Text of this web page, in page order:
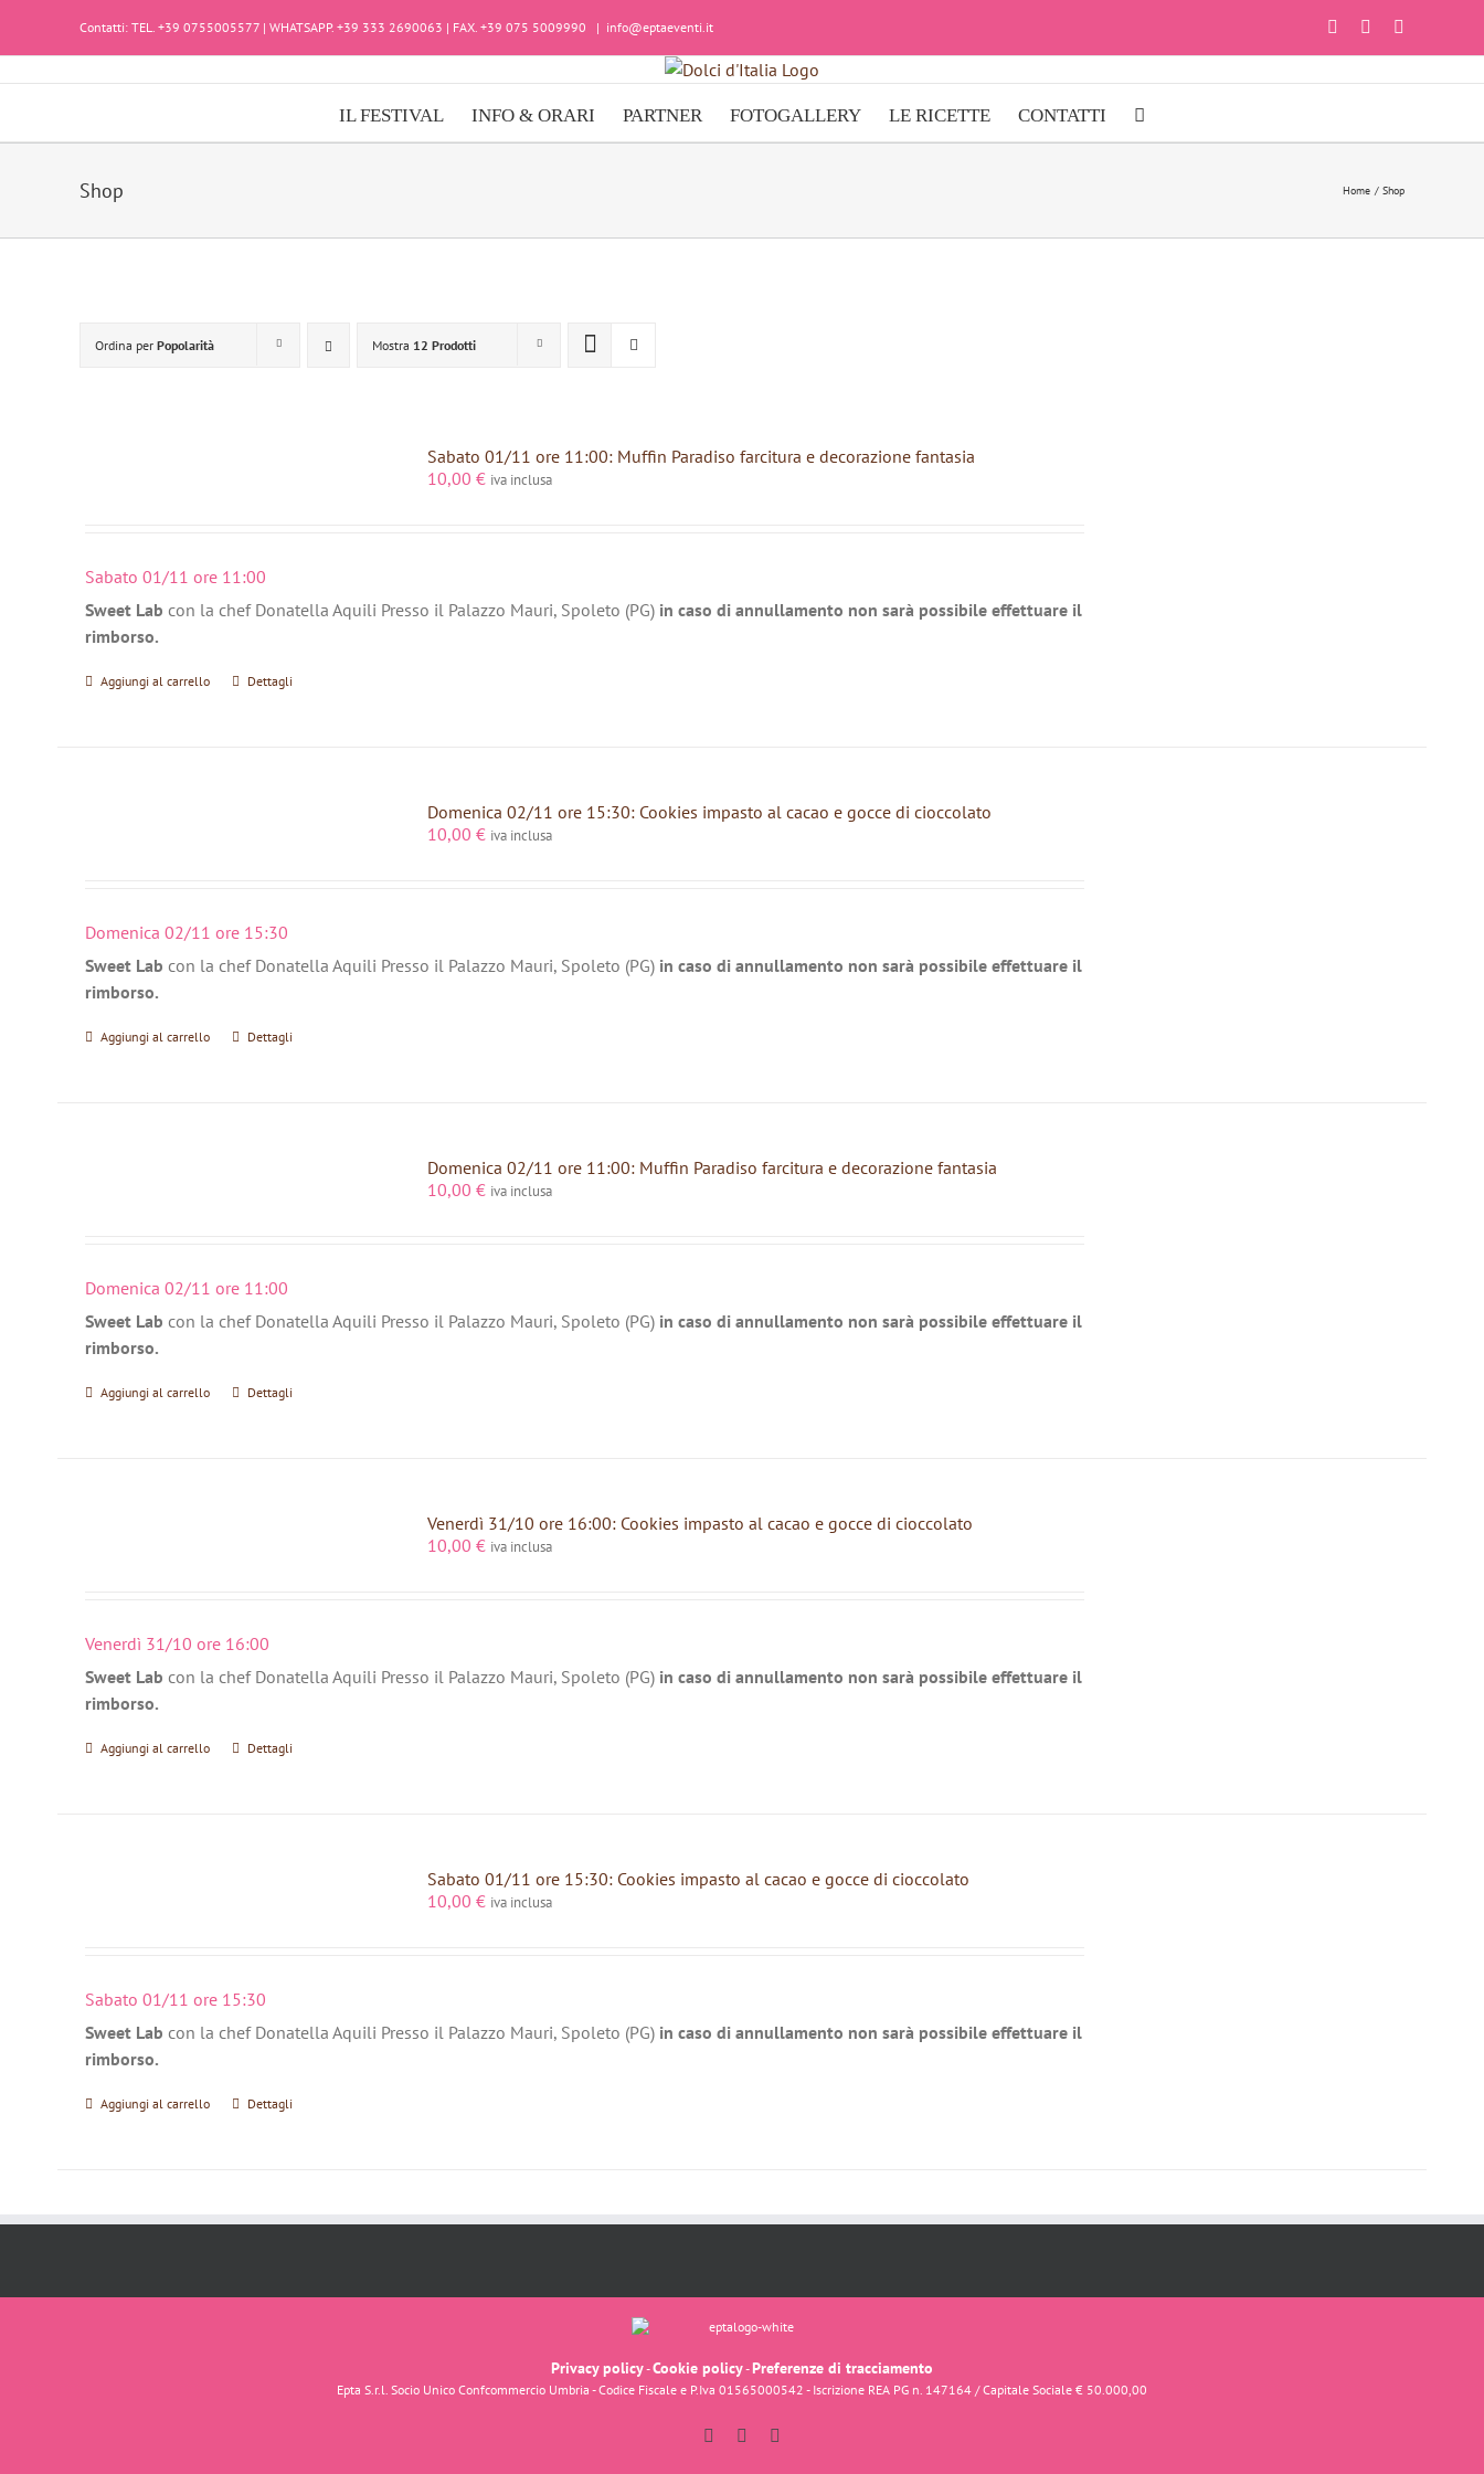
Contatti: TEL. +39 0755005577 | WHATSAPP. +39 333 2690063 | FAX. +39 075 5009990 | info@eptaeventi.it FacebookInstagram
IL FESTIVAL INFO & ORARI PARTNER FOTOGALLERY LE RICETTE CONTATTI
Shop Home Shop
Ordina per Popolarità Mostra 12 Prodotti
Sabato 01/11 ore 11:00: Muffin Paradiso farcitura e decorazione fantasia
10,00 € iva inclusa
Sabato 01/11 ore 11:00
Sweet Lab con la chef Donatella Aquili Presso il Palazzo Mauri, Spoleto (PG) in caso di annullamento non sarà possibile effettuare il
rimborso.
Aggiungi al carrello Dettagli
Domenica 02/11 ore 15:30: Cookies impasto al cacao e gocce di cioccolato
10,00 € iva inclusa
Domenica 02/11 ore 15:30
Sweet Lab con la chef Donatella Aquili Presso il Palazzo Mauri, Spoleto (PG) in caso di annullamento non sarà possibile effettuare il
rimborso.
Aggiungi al carrello Dettagli
Domenica 02/11 ore 11:00: Muffin Paradiso farcitura e decorazione fantasia
10,00 € iva inclusa
Domenica 02/11 ore 11:00
Sweet Lab con la chef Donatella Aquili Presso il Palazzo Mauri, Spoleto (PG) in caso di annullamento non sarà possibile effettuare il
rimborso.
Aggiungi al carrello Dettagli
Venerdì 31/10 ore 16:00: Cookies impasto al cacao e gocce di cioccolato
10,00 € iva inclusa
Venerdì 31/10 ore 16:00
Sweet Lab con la chef Donatella Aquili Presso il Palazzo Mauri, Spoleto (PG) in caso di annullamento non sarà possibile effettuare il
rimborso.
Aggiungi al carrello Dettagli
Sabato 01/11 ore 15:30: Cookies impasto al cacao e gocce di cioccolato
10,00 € iva inclusa
Sabato 01/11 ore 15:30
Sweet Lab con la chef Donatella Aquili Presso il Palazzo Mauri, Spoleto (PG) in caso di annullamento non sarà possibile effettuare il
rimborso.
Aggiungi al carrello Dettagli
Privacy policy-Cookie policy-Preferenze di tracciamento
Epta S.r.l. Socio Unico Confcommercio Umbria - Codice Fiscale e P.Iva 01565000542 - Iscrizione REA PG n. 147164 / Capitale Sociale € 50.000,00
FacebookInstagram